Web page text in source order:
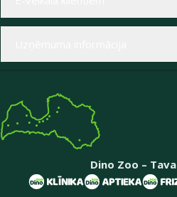
Dino Zoo –